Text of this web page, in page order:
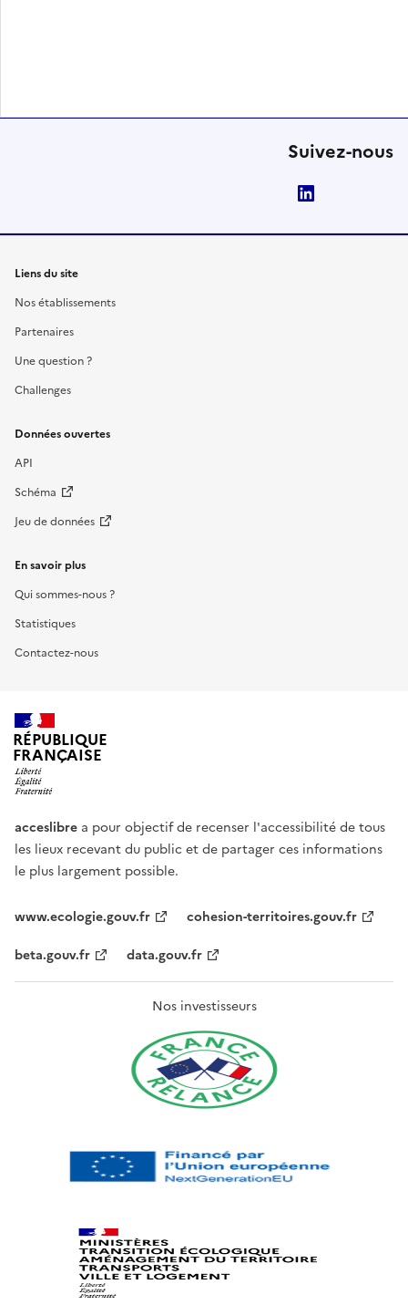
Suivez-nous
Liens du site
Nos établissements
Partenaires
Une question ?
Challenges
Données ouvertes
API
Schéma
Jeu de données
En savoir plus
Qui sommes-nous ?
Statistiques
Contactez-nous
RÉPUBLIQUE
FRANÇAISE
acceslibre a pour objectif de recenser l'accessibilité de tous
les lieux recevant du public et de partager ces informations
le plus largement possible.
www.ecologie.gouv.fr
cohesion-territoires.gouv.fr
beta.gouv.fr
data.gouv.fr
Nos investisseurs